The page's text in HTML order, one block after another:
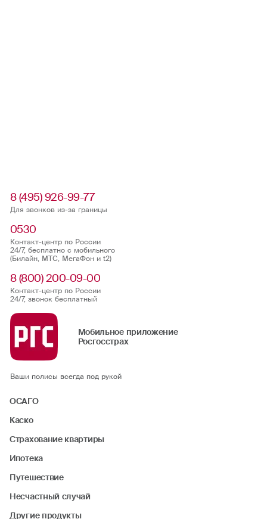
8 (495) 926-99-77
Для звонков из-за границы
0530
Контакт-центр по России
24/7, бесплатно с мобильного
(Билайн, МТС, МегаФон и t2)
8 (800) 200-09-00
Контакт-центр по России
24/7, звонок бесплатный
Мобильное приложение
Росгосстрах
Ваши полисы всегда под рукой
ОСАГО
Каско
Страхование квартиры
Ипотека
Путешествие
Несчастный случай
Другие продукты